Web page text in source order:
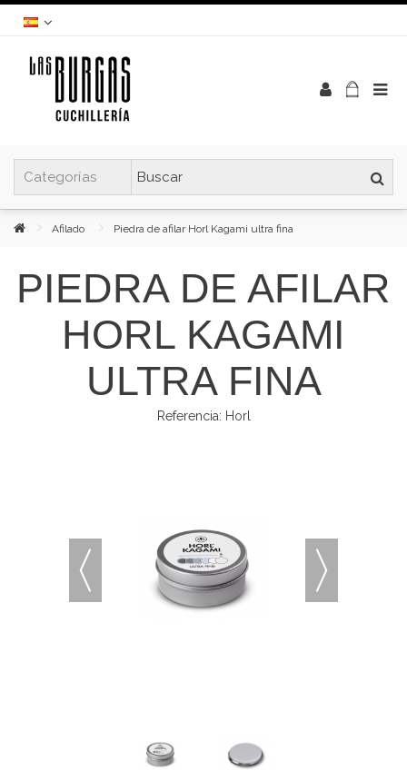
Afilado Piedra de afilar Horl Kagami ultra fina
PIEDRA DE AFILAR
HORL KAGAMI
ULTRA FINA
Referencia: Horl